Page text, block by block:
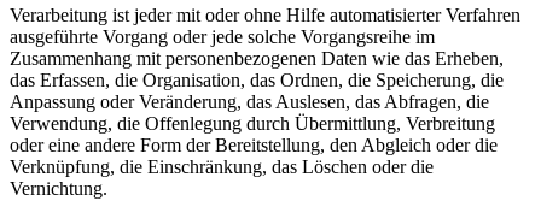
Verarbeitung ist jeder mit oder ohne Hilfe automatisierter Verfahren
ausgeführte Vorgang oder jede solche Vorgangsreihe im
Zusammenhang mit personenbezogenen Daten wie das Erheben,
das Erfassen, die Organisation, das Ordnen, die Speicherung, die
Anpassung oder Veränderung, das Auslesen, das Abfragen, die
Verwendung, die Offenlegung durch Übermittlung, Verbreitung
oder eine andere Form der Bereitstellung, den Abgleich oder die
Verknüpfung, die Einschränkung, das Löschen oder die
Vernichtung.